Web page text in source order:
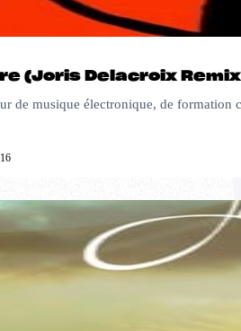
(Joris Delacroix
de musique électronique, de formation